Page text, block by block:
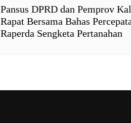
Pansus DPRD dan Pemprov
Rapat Bersama Bahas
Raperda Sengketa Pertanahan